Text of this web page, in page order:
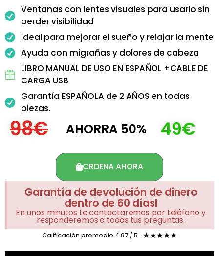
Ventanas con lentes visuales para usarlo sin
perder visibilidad
Ideal para mejorar el sueño y relajar la mente
Ayuda con migrañas y dolores de cabeza
LIBRO MANUAL DE USO EN ESPAÑOL +CABLE DE
CARGA USB
Garantía ESPAÑOLA de 2 AÑOS en todas
piezas.
98€ AHORRA 50% 49€
ORDENA AHORA
Garantía de devolución de dinero
dentro de 60 díasI
En unos minutos te contactaremos por teléfono y
responderemos a todas tus preguntas.
Calificación promedio 4.97 / 5 ☆☆☆☆☆